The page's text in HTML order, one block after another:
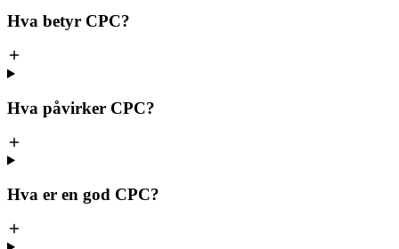
Hva betyr CPC?
Hva påvirker CPC?
Hva er en god CPC?